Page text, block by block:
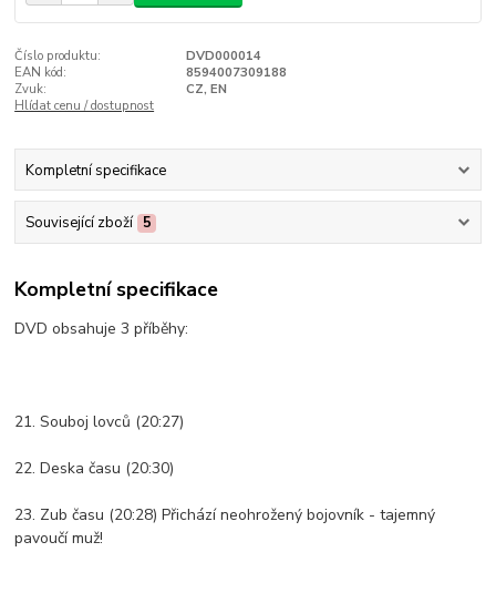
Číslo produktu:
DVD000014
EAN kód:
8594007309188
Zvuk:
CZ, EN
Hlídat cenu / dostupnost
Kompletní specifikace
Související zboží 5
Kompletní specifikace
DVD obsahuje 3 příběhy:
21. Souboj lovců (20:27)
22. Deska času (20:30)
23. Zub času (20:28) Přichází neohrožený bojovník - tajemný
pavoučí muž!